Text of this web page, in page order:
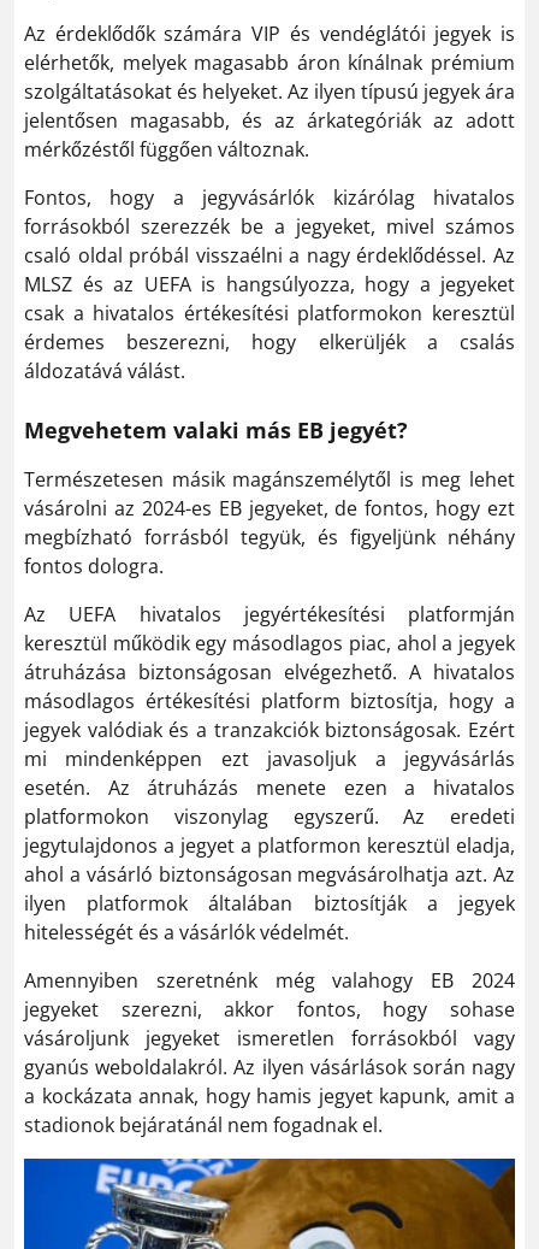
Az érdeklődők számára VIP és vendéglátói jegyek is
elérhetők, melyek magasabb áron kínálnak prémium
szolgáltatásokat és helyeket. Az ilyen típusú jegyek ára
jelentősen magasabb, és az árkategóriák az adott
mérkőzéstől függően változnak.
Fontos, hogy a jegyvásárlók kizárólag hivatalos
forrásokból szerezzék be a jegyeket, mivel számos
csaló oldal próbál visszaélni a nagy érdeklődéssel. Az
MLSZ és az UEFA is hangsúlyozza, hogy a jegyeket
csak a hivatalos értékesítési platformokon keresztül
érdemes beszerezni, hogy elkerüljék a csalás
áldozatává válást​.
Megvehetem valaki más EB jegyét?
Természetesen másik magánszemélytől is meg lehet
vásárolni az 2024-es EB jegyeket, de fontos, hogy ezt
megbízható forrásból tegyük, és figyeljünk néhány
fontos dologra.
Az UEFA hivatalos jegyértékesítési platformján
keresztül működik egy másodlagos piac, ahol a jegyek
átruházása biztonságosan elvégezhető. A hivatalos
másodlagos értékesítési platform biztosítja, hogy a
jegyek valódiak és a tranzakciók biztonságosak. Ezért
mi mindenképpen ezt javasoljuk a jegyvásárlás
esetén. Az átruházás menete ezen a hivatalos
platformokon viszonylag egyszerű. Az eredeti
jegytulajdonos a jegyet a platformon keresztül eladja,
ahol a vásárló biztonságosan megvásárolhatja azt. Az
ilyen platformok általában biztosítják a jegyek
hitelességét és a vásárlók védelmét.
Amennyiben szeretnénk még valahogy EB 2024
jegyeket szerezni, akkor fontos, hogy sohase
vásároljunk jegyeket ismeretlen forrásokból vagy
gyanús weboldalakról. Az ilyen vásárlások során nagy
a kockázata annak, hogy hamis jegyet kapunk, amit a
stadionok bejáratánál nem fogadnak el.